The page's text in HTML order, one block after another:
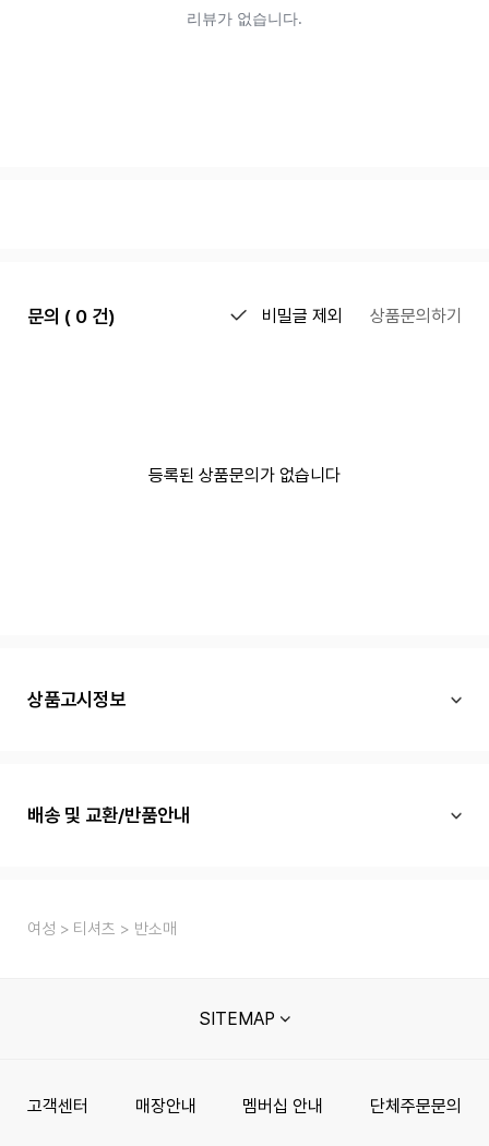
문의 ( 0 건) 비밀글 제외 상품문의하기
등록된 상품문의가 없습니다
상품고시정보
배송 및 교환/반품안내
여성 티셔츠 반소매
SITEMAP
고객센터 매장안내 멤버십 안내 단체주문문의